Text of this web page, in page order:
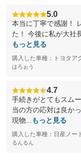
5.0
本当に丁寧で感謝！
た！ 今後に私が大社
もっと見る
購入した車種：トヨタア
はろぉう
4.7
手続きがとてもスム
当の方の応対は良か
現物...
もっと見る
購入した車種：日産ノー
るんるん